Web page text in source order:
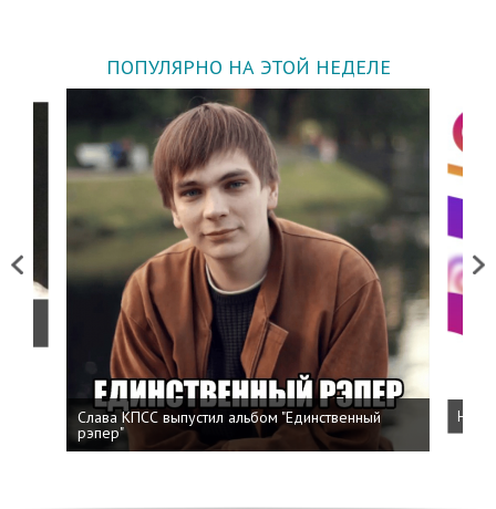
ПОПУЛЯРНО НА ЭТОЙ НЕДЕЛЕ
Previous
Слава КПСС выпустил альбом "Единственный
рэпер"
Next